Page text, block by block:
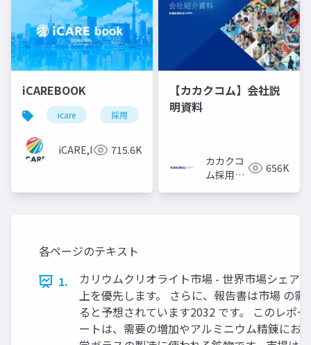
iCAREBOOK
icare 採用 カルチャーデック
iCARE,Inc 715.6K
【カカクコム】会社説
明資料
カカクコ
ム採用担
656K
各ページのテキスト
1.
カリウムクリオライト市場 - 世界市場シェア
上を優先します。 さらに、報告書は市場 の
ると予想されています2032 です。 このレポ
ートは、需要の増加やアルミニウム精錬にお